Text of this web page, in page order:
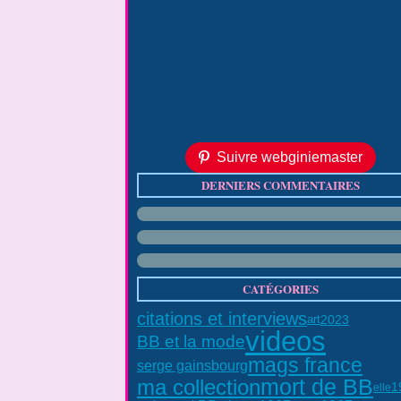
Suivre webginiemaster
DERNIERS COMMENTAIRES
CATÉGORIES
citations et interviewsart2023
BB et la modevideos
serge gainsbourgmags france
ma collectionmort de BBelle